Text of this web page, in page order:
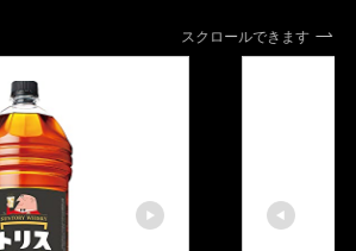
スクロールできます